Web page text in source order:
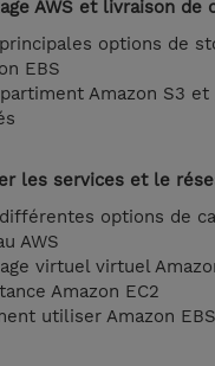
AWS et livraison de
options de
EBS
Amazon S3 et
les services et le
options de
AWS
virtuel virtuel
Amazon EC2
utiliser Amazon EBS